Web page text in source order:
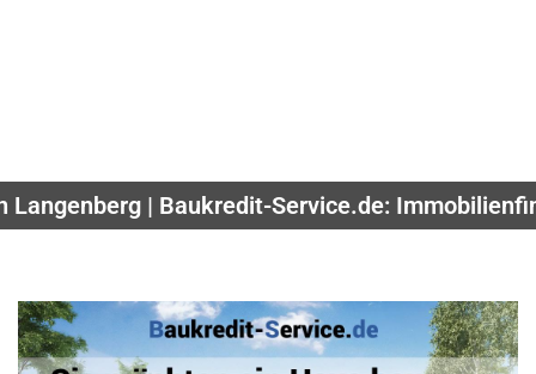
Langenberg | Baukredit-Service.de: